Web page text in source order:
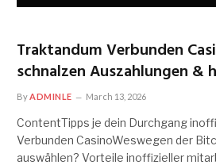
Traktandum Verbunden
schnalzen Auszahlungen &
By ADMINLE March 13, 2026
ContentTipps je dein Durchgang
Verbunden CasinoWeswegen der
auswählen? Vorteile inoffizieller